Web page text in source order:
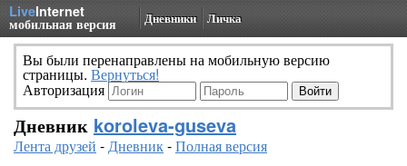
LiveInternet
мобильная версия Дневники Личка
Вы были перенаправлены на мобильную версию
страницы. Вернуться!
Авторизация
Дневник koroleva-guseva
Лента друзей -Дневник-Полная версия